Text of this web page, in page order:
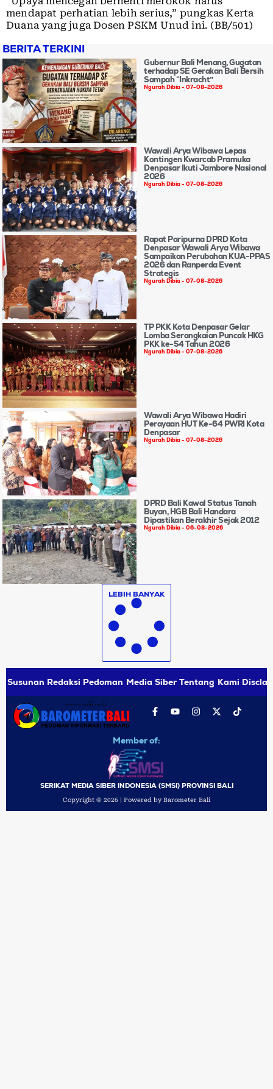
mendapat perhatian lebih serius,” pungkas Kerta
Duana yang juga Dosen PSKM Unud ini. (BB/501)
BERITA TERKINI
Gubernur Bali Menang, Gugatan
terhadap SE Gerakan Bali Bersih
Sampah “Inkracht”
Ngurah Dibia 07-08-2026
Wawali Arya Wibawa Lepas
Kontingen Kwarcab Pramuka
Denpasar Ikuti Jambore Nasional
2026
Ngurah Dibia 07-08-2026
Rapat Paripurna DPRD Kota
Denpasar Wawali Arya Wibawa
Sampaikan Perubahan KUA-PPAS
2026 dan Ranperda Event
Strategis
Ngurah Dibia 07-08-2026
TP PKK Kota Denpasar Gelar
Lomba Serangkaian Puncak HKG
PKK ke-54 Tahun 2026
Ngurah Dibia 07-08-2026
Wawali Arya Wibawa Hadiri
Perayaan HUT Ke-64 PWRI Kota
Denpasar
Ngurah Dibia 07-08-2026
DPRD Bali Kawal Status Tanah
Buyan, HGB Bali Handara
Dipastikan Berakhir Sejak 2012
Ngurah Dibia 06-08-2026
LEBIH BANYAK
Susunan Redaksi Pedoman Media Siber Tentang Kami
Member of:
SERIKAT MEDIA SIBER INDONESIA (SMSI) PROVINSI BALI
Copyright © 2026 | Powered by Barometer Bali